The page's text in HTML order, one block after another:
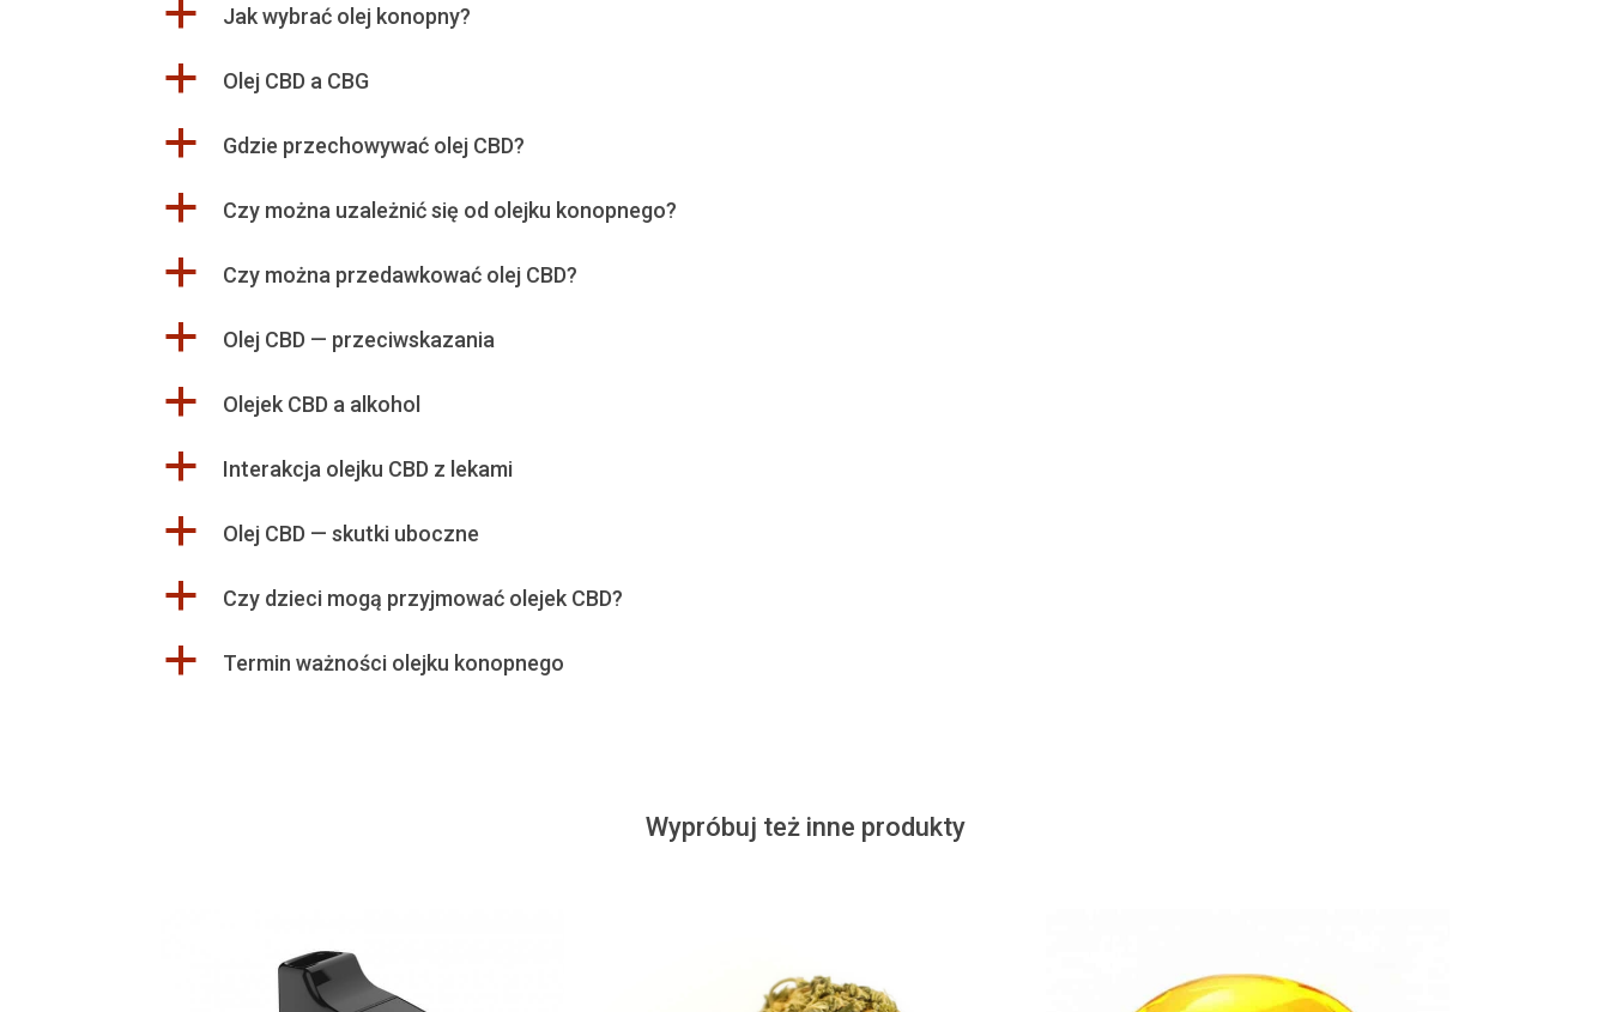
a Jak wybrać olej konopny?
a Olej CBD a CBG
a Gdzie przechowywać olej CBD?
a Czy można uzależnić się od olejku konopnego?
a Czy można przedawkować olej CBD?
a Olej CBD — przeciwskazania
a Olejek CBD a alkohol
a Interakcja olejku CBD z lekami
a Olej CBD — skutki uboczne
a Czy dzieci mogą przyjmować olejek CBD?
a Termin ważności olejku konopnego
Wypróbuj też inne produkty